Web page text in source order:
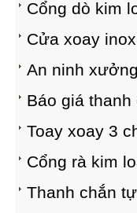
Cổng dò kim
Cửa xoay
An ninh
Báo giá
Toay xoay 3
Cổng rà kim
Thanh chắn